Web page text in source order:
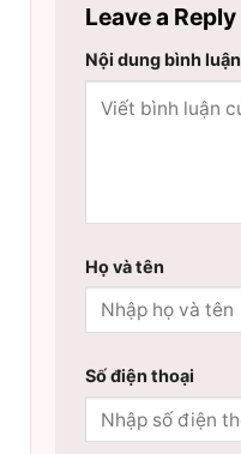
Leave a Reply
Nội dung bình luận
Họ và tên
Số điện thoại